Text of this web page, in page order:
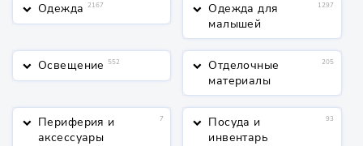
keyboard_arrow_down Одежда 2167 keyboard_arrow_down Одежда для
малышей
1297
keyboard_arrow_down Освещение 552 keyboard_arrow_down Отделочные
материалы
205
keyboard_arrow_down Периферия и
аксессуары
7 keyboard_arrow_down Посуда и
инвентарь
93